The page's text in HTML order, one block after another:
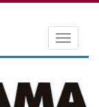
Toggle